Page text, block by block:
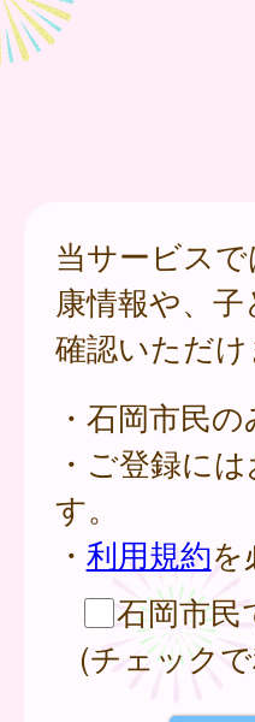
当サービス
康情報や、
確認いただけ
・石岡市民
・ご登録に
す。
・ 利用規約
石岡市民
(チェック